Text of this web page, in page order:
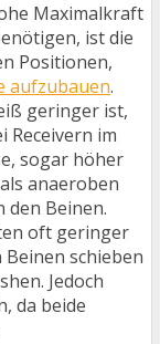
Maximalkraft
ist die
Positionen,
aufzubauen.
geringer ist,
Receivern im
sogar höher
anaeroben
Beinen.
oft geringer
schieben
Jedoch
da beide